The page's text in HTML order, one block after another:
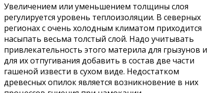
Увеличением или уменьшением толщины слоя
регулируется уровень теплоизоляции. В северных
регионах с очень холодным климатом приходится
насыпать весьма толстый слой. Надо учитывать
привлекательность этого материла для грызунов и
для их отпугивания добавить в состав две части
гашеной извести в сухом виде. Недостатком
древесных опилок является возникновение в них